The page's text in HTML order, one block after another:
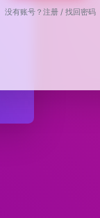
没有账号？注册 /找回密码